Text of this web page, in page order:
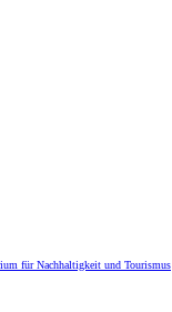
für Nachhaltigkeit und Tourismus